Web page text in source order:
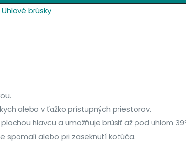
Uhlové brúsky
alebo v ťažko prístupných priestorov.
hlavou a umožňuje brúsiť až pod uhlom
spomalí alebo pri zaseknutí kotúča.